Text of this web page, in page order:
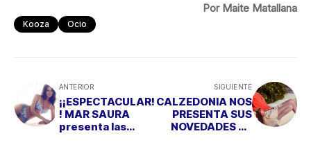
Por Maite Matallana
Kooza Ocio
ANTERIOR
¡¡ESPECTACULAR!
! MAR SAURA
presenta las
SIGUIENTE
CALZEDONIA NOS
PRESENTA SUS
NOVEDADES DE